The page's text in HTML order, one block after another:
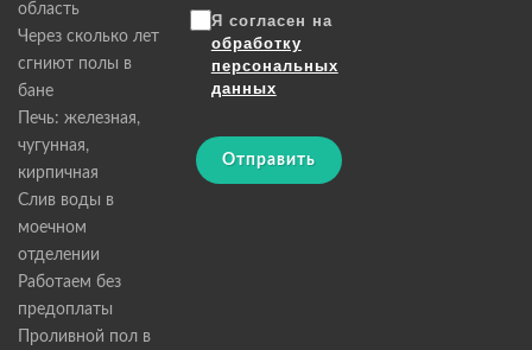
область
Через сколько лет
сгниют полы в
бане
Печь: железная,
чугунная,
кирпичная
Слив воды в
моечном
отделении
Работаем без
предоплаты
Проливной пол в
Я согласен на
обработку
персональных
данных
Отправить